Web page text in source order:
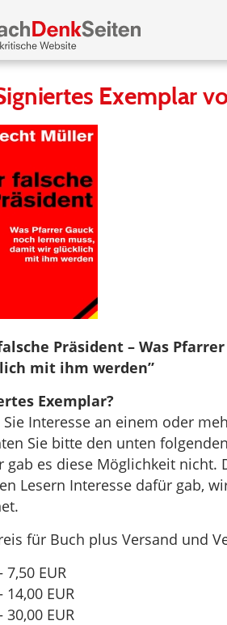
Exemplar
Präsident – Was
mit ihm werden”
Exemplar?
Sie Interesse an einem oder
Sie bitte den unten
gab es diese Möglichkeit nicht.
Lesern Interesse dafür gab,
für Buch plus Versand und
7,50 EUR
14,00 EUR
30,00 EUR